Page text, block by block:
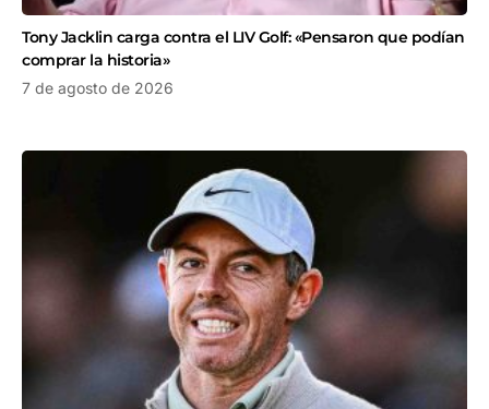
Tony Jacklin carga contra el LIV Golf: «Pensaron que podían
comprar la historia»
7 de agosto de 2026